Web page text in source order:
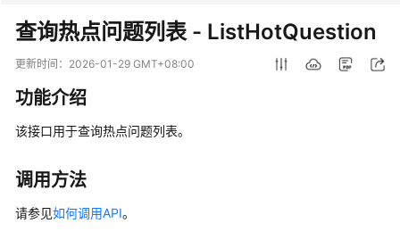
新
动
态
服
公
品
查询热点问题列表 - ListHotQuestion
更新时间： 2026-01-29 GMT+08:00
功能介绍
该接口用于查询热点问题列表。
调用方法
请参见如何调用API。